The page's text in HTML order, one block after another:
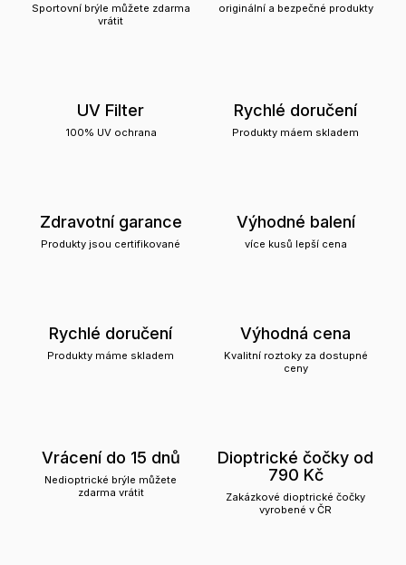
Sportovní brýle můžete zdarma
vrátit
originální a bezpečné produkty
UV Filter
100% UV ochrana
Rychlé doručení
Produkty máem skladem
Zdravotní garance
Produkty jsou certifikované
Výhodné balení
více kusů lepší cena
Rychlé doručení
Produkty máme skladem
Výhodná cena
Kvalitní roztoky za dostupné
ceny
Vrácení do 15 dnů
Nedioptrické brýle můžete
zdarma vrátit
Dioptrické čočky od
790 Kč
Zakázkové dioptrické čočky
vyrobené v ČR